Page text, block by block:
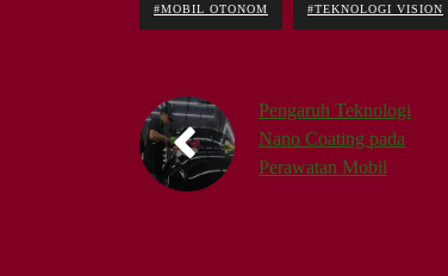
#MOBIL OTONOM #TEKNOLOGI VISION
Pengaruh Teknologi
Nano Coating pada
Perawatan Mobil